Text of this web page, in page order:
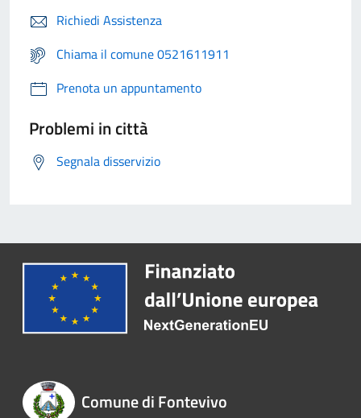
Richiedi Assistenza
Chiama il comune 0521611911
Prenota un appuntamento
Problemi in città
Segnala disservizio
Comune di Fontevivo